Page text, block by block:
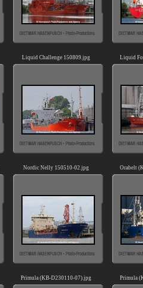
Liquid Challenge 150809.jpg Liquid
Nordic Nelly 150510-02.jpg Orabelt
Primula (KB-D230110-07).jpg Primula